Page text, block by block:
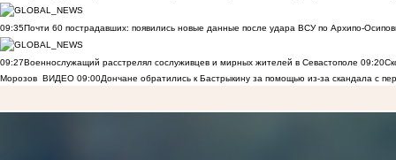
09:35Почти 60 пострадавших: появились новые данные после удара ВСУ по Архипо-
09:27Военнослужащий расстрелял сослуживцев и мирных жителей в Севастополе 09:20
Морозов ВИДЕО 09:00Дончане обратились к Бастрыкину за помощью из-за скандала с